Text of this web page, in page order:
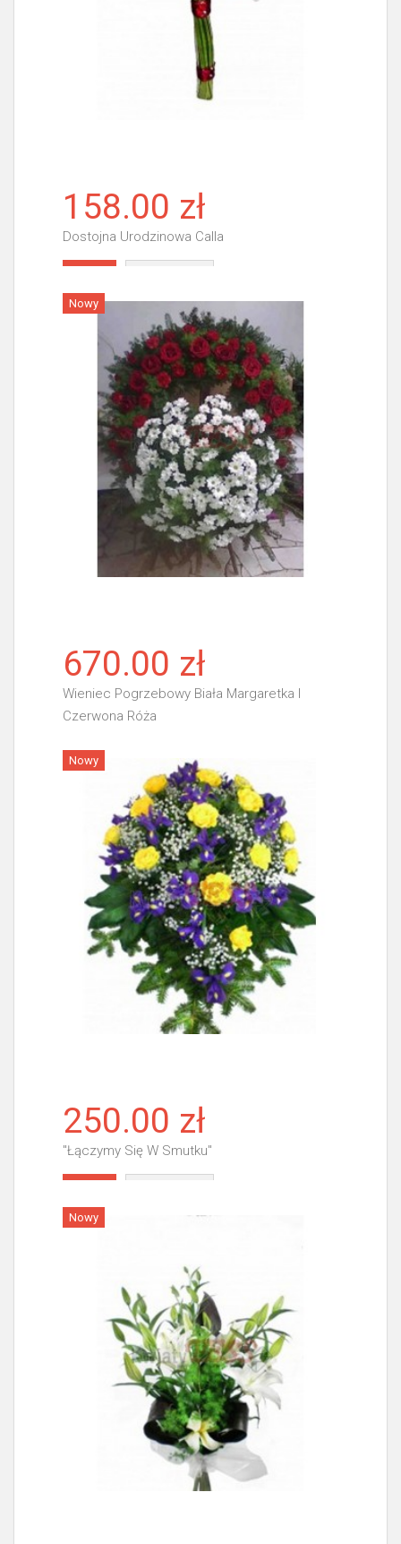
158.00 zł
Dostojna Urodzinowa Calla
Nowy
670.00 zł
Wieniec Pogrzebowy Biała Margaretka I
Czerwona Róża
Więcej
Nowy
250.00 zł
"Łączymy Się W Smutku"
Nowy